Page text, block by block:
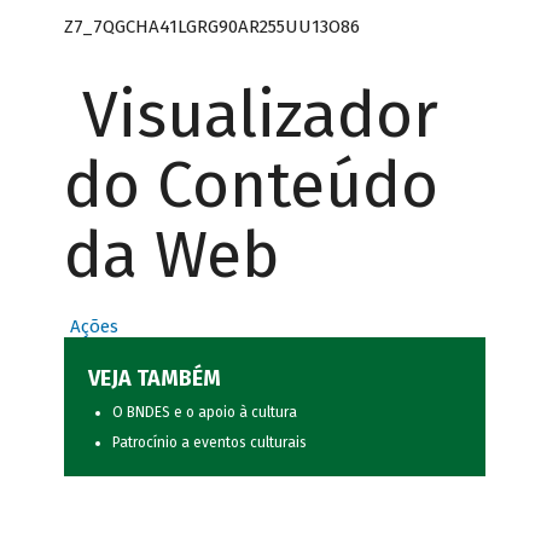
Z7_7QGCHA41LGRG90AR255UU13O86
Visualizador
do Conteúdo
da Web
Ações
VEJA TAMBÉM
O BNDES e o apoio à cultura
Patrocínio a eventos culturais